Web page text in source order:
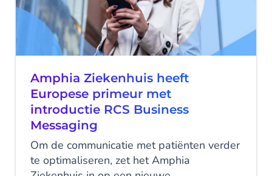
Amphia Ziekenhuis heeft
Europese primeur met
introductie RCS Business
Messaging
Om de communicatie met patiënten verder
te optimaliseren, zet het Amphia